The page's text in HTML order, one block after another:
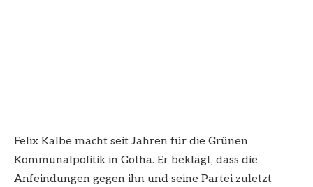
Felix Kalbe macht seit Jahren für die Grünen
Kommunalpolitik in Gotha. Er beklagt, dass die
Anfeindungen gegen ihn und seine Partei zuletzt